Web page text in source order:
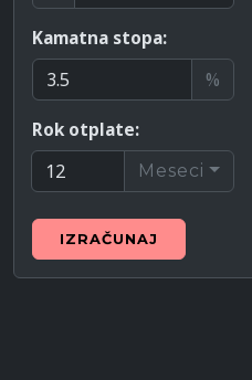
Kamatna stopa:
%
Rok otplate:
Meseci
IZRAČUNAJ